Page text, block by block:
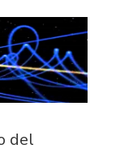
del